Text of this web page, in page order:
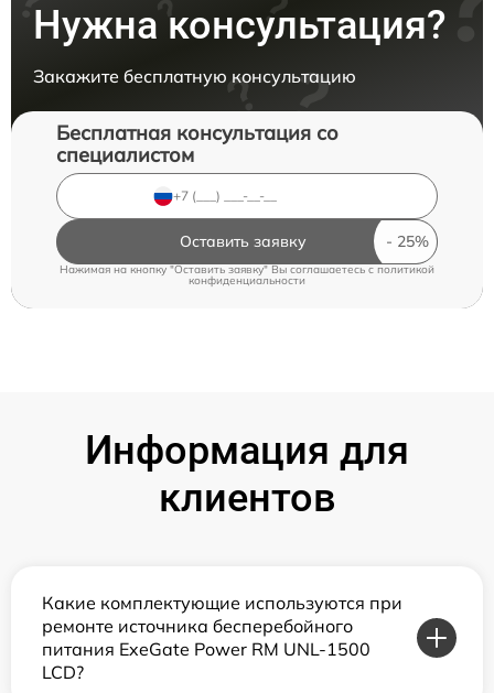
Нужна консультация?
Закажите бесплатную консультацию
Бесплатная консультация со
специалистом
Оставить заявку
Нажимая на кнопку "Оставить заявку" Вы соглашаетесь cполитикой
конфиденциальности
Информация для
клиентов
Какие комплектующие используются при
ремонте источника бесперебойного
питания ExeGate Power RM UNL-1500
LCD?